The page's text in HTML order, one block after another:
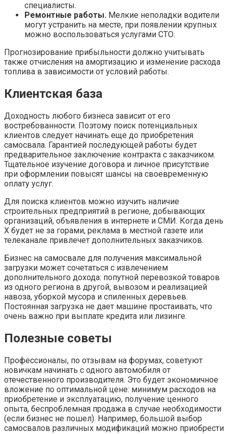
специалисты.
Ремонтные работы. Мелкие неполадки водители
могут устранить на месте, при появлении крупных
можно воспользоваться услугами СТО.
Прогнозирование прибыльности должно учитывать
также отчисления на амортизацию и изменение расхода
топлива в зависимости от условий работы.
Клиентская база
Доходность любого бизнеса зависит от его
востребованности. Поэтому поиск потенциальных
клиентов следует начинать еще до приобретения
самосвала. Гарантией последующей работы будет
предварительное заключение контракта с заказчиком.
Тщательное изучение договора и личное присутствие
при оформлении повысят шансы на своевременную
оплату услуг.
Для поиска клиентов можно изучить наличие
строительных предприятий в регионе, добывающих
организаций, объявления в интернете и СМИ. Когда день
X будет не за горами, реклама в местной газете или
телеканале привлечет дополнительных заказчиков.
Бизнес на самосвале для получения максимальной
загрузки может сочетаться с извлечением
дополнительного дохода: попутной перевозкой товаров
из одного региона в другой, вывозом и реализацией
навоза, уборкой мусора и спиленных деревьев.
Постоянная загрузка не дает машине простаивать, что
очень важно при выплате кредита или лизинге.
Полезные советы
Профессионалы, по отзывам на форумах, советуют
новичкам начинать с одного автомобиля от
отечественного производителя. Это будет экономичное
вложение по оптимальной цене: минимум расходов на
приобретение и эксплуатацию, получение ценного
опыта, беспроблемная продажа в случае необходимости
(если бизнес не пошел). Например, большой выбор
самосвалов различных модификаций можно приобрести